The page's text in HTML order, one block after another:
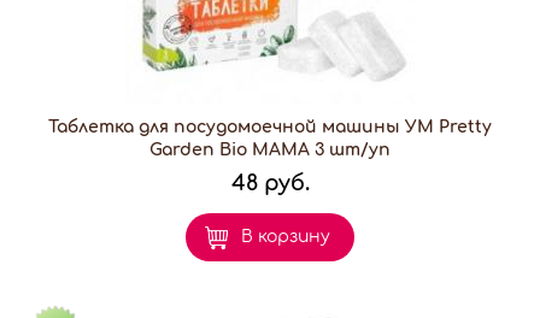
Таблетка для посудомоечной машины УМ Pretty
Garden Bio MAMA 3 шт/уп
48 руб.
В корзину